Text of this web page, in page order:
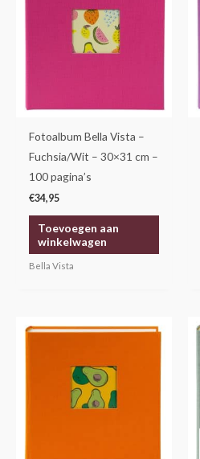
Fotoalbum Bella Vista –
Fuchsia/Wit – 30×31 cm –
100 pagina’s
€34,95
Toevoegen aan
winkelwagen
Bella Vista